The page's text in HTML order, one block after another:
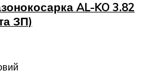
AL-KO 3.82
ЗП)